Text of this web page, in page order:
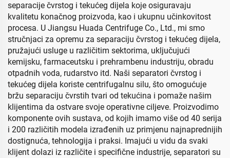
separacije čvrstog i tekućeg dijela koje osiguravaju
kvalitetu konačnog proizvoda, kao i ukupnu učinkovitost
procesa. U Jiangsu Huada Centrifuge Co., Ltd., mi smo
stručnjaci za opremu za separaciju čvrstog i tekućeg dijela,
pružajući usluge u različitim sektorima, uključujući
kemijsku, farmaceutsku i prehrambenu industriju, obradu
otpadnih voda, rudarstvo itd. Naši separatori čvrstog i
tekućeg dijela koriste centrifugalnu silu, što omogućuje
bržu separaciju čvrstih tvari od tekućina i pomaže našim
klijentima da ostvare svoje operativne ciljeve. Proizvodimo
komponente ovih sustava, od kojih imamo više od 40 serija
i 200 različitih modela izrađenih uz primjenu najnaprednijih
dostignuća, tehnologija i praksi. Imajući u vidu da svaki
klijent dolazi iz različite i specifične industrije, separatori su